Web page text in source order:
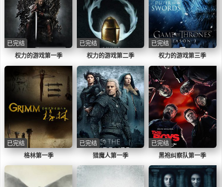
权力的游戏第一季
已完结
权力的游戏第二季
已完结
权力的游戏第三季
已完结
格林第一季
已完结
猎魔人第一季
已完结
黑袍纠察队第一季
已完结